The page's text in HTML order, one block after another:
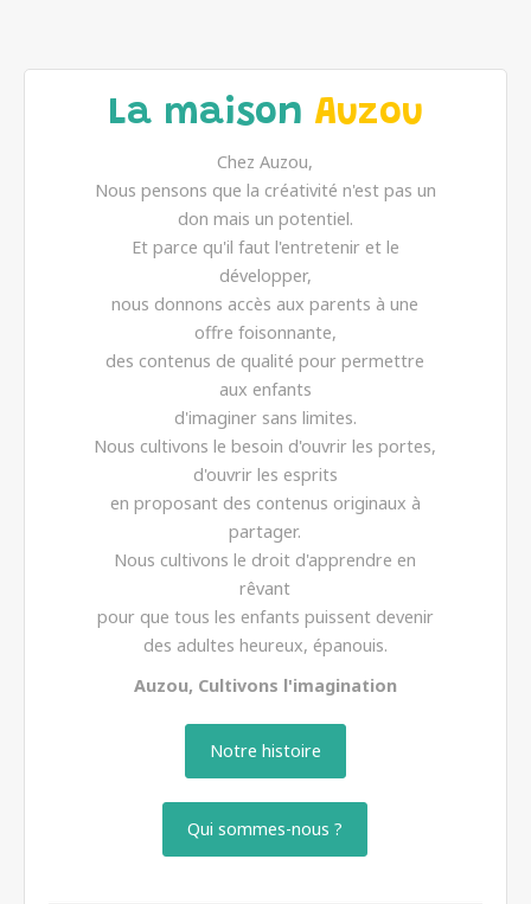
La maison Auzou
Chez Auzou,
Nous pensons que la créativité n'est pas un
don mais un potentiel.
Et parce qu'il faut l'entretenir et le
développer,
nous donnons accès aux parents à une
offre foisonnante,
des contenus de qualité pour permettre
aux enfants
d'imaginer sans limites.
Nous cultivons le besoin d'ouvrir les portes,
d'ouvrir les esprits
en proposant des contenus originaux à
partager.
Nous cultivons le droit d'apprendre en
rêvant
pour que tous les enfants puissent devenir
des adultes heureux, épanouis.
Auzou, Cultivons l'imagination
Notre histoire
Qui sommes-nous ?